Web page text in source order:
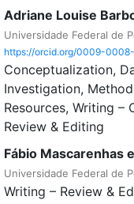
Adriane Louise
Universidade Federal de
https://orcid.org/0009-
Conceptualization
Investigation
Resources Writing –
Review & Editing
Fábio Mascarenhas
Universidade Federal de
Writing – Review &